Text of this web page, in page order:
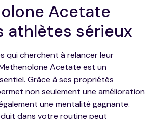
Acetate
athlètes sérieux
qui cherchent à relancer leur
Acetate est un
Grâce à ses propriétés
non seulement une amélioration
une mentalité gagnante.
dans votre routine peut